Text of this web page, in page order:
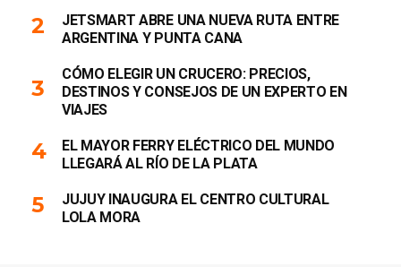
JETSMART ABRE UNA NUEVA RUTA ENTRE
ARGENTINA Y PUNTA CANA
CÓMO ELEGIR UN CRUCERO: PRECIOS,
DESTINOS Y CONSEJOS DE UN EXPERTO EN
VIAJES
EL MAYOR FERRY ELÉCTRICO DEL MUNDO
LLEGARÁ AL RÍO DE LA PLATA
JUJUY INAUGURA EL CENTRO CULTURAL
LOLA MORA